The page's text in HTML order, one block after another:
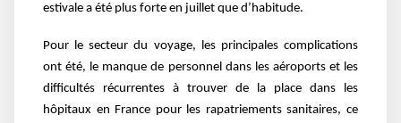
estivale a été plus forte en juillet que d’habitude.
Pour le secteur du voyage, les principales complications
ont été, le manque de personnel dans les aéroports et les
difficultés récurrentes à trouver de la place dans les
hôpitaux en France pour les rapatriements sanitaires, ce